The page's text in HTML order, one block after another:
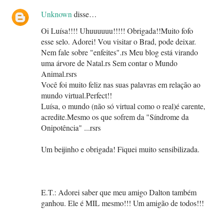
Unknowndisse…
Oi Luísa!!!! Uhuuuuuu!!!!! Obrigada!!Muito fofo
esse selo. Adorei! Vou visitar o Brad, pode deixar.
Nem fale sobre "enfeites".rs Meu blog está virando
uma árvore de Natal.rs Sem contar o Mundo
Animal.rsrs
Você foi muito feliz nas suas palavras em relação ao
mundo virtual.Perfect!!
Luísa, o mundo (não só virtual como o real)é carente,
acredite.Mesmo os que sofrem da "Síndrome da
Onipotência" ...rsrs
Um beijinho e obrigada! Fiquei muito sensibilizada.
E.T.: Adorei saber que meu amigo Dalton também
ganhou. Ele é MIL mesmo!!! Um amigão de todos!!!